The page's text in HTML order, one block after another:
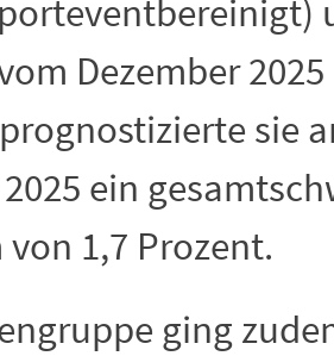
Dezember
sie
ein
1,7 Prozent.
ging